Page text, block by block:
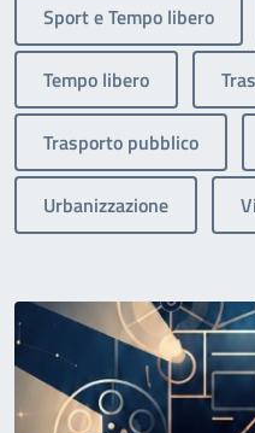
Sport e Tempo libero
Tempo libero
Trasporto pubblico
Urbanizzazione